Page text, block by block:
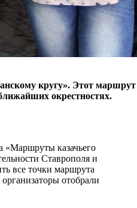
кругу». Этот маршрут
окрестностях.
«Маршруты казачьего
Ставрополя и
все точки маршрута
отобрали